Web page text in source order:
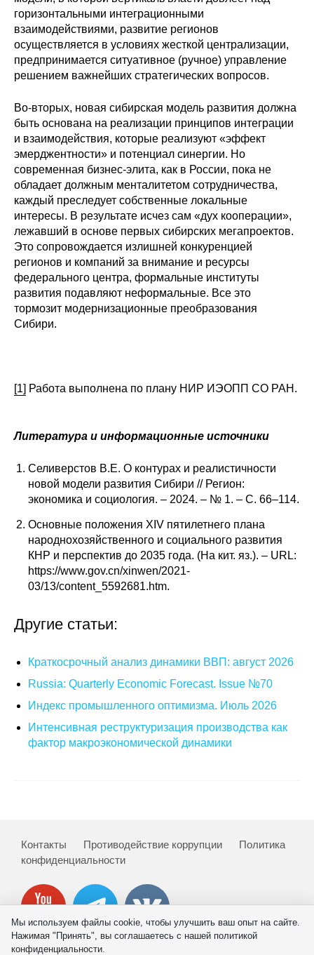
горизонтальными интеграционными
взаимодействиями, развитие регионов
осуществляется в условиях жесткой централизации,
предпринимается ситуативное (ручное) управление
решением важнейших стратегических вопросов.
Во-вторых, новая сибирская модель развития должна
быть основана на реализации принципов интеграции
и взаимодействия, которые реализуют «эффект
эмерджентности» и потенциал синергии. Но
современная бизнес-элита, как в России, пока не
обладает должным менталитетом сотрудничества,
каждый преследует собственные локальные
интересы. В результате исчез сам «дух кооперации»,
лежавший в основе первых сибирских мегапроектов.
Это сопровождается излишней конкуренцией
регионов и компаний за внимание и ресурсы
федерального центра, формальные институты
развития подавляют неформальные. Все это
тормозит модернизационные преобразования
Сибири.
[1] Работа выполнена по плану НИР ИЭОПП СО РАН.
Литература и информационные источники
Селиверстов В.Е. О контурах и реалистичности
новой модели развития Сибири // Регион:
экономика и социология. – 2024. – № 1. – С. 66–114.
Основные положения XIV пятилетнего плана
народнохозяйственного и социального развития
КНР и перспектив до 2035 года. (На кит. яз.). – URL:
https://www.gov.cn/xinwen/2021-
03/13/content_5592681.htm.
Другие статьи:
Краткосрочный анализ динамики ВВП: август 2026
Russia: Quarterly Economic Forecast. Issue №70
Индекс промышленного оптимизма. Июль 2026
Интенсивная реструктуризация производства как
фактор макроэкономической динамики
Контакты Противодействие коррупции
Политика
конфиденциальности
Мы используем файлы cookie, чтобы улучшить ваш опыт на сайте.
Нажимая "Принять", вы соглашаетесь с нашей политикой
конфиденциальности.